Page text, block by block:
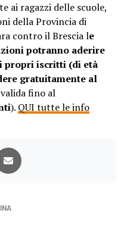
ai ragazzi delle scuole,
della Provincia di
contro il Brescia le
potranno aderire
propri iscritti (di età
gratuitamente al
fino al
). QUI tutte le info